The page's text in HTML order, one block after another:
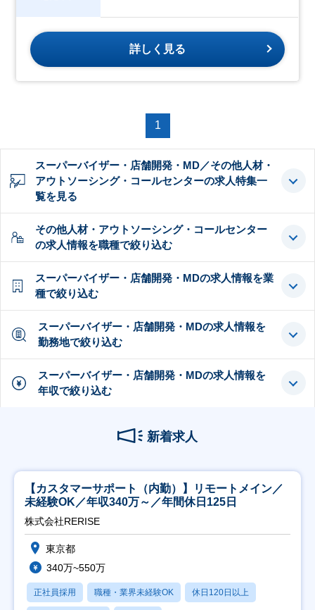
詳しく見る
1
スーパーバイザー・店舗開発・MD／その他人材・
アウトソーシング・コールセンターの求人特集一
覧を見る
その他人材・アウトソーシング・コールセンター
の求人情報を職種で絞り込む
スーパーバイザー・店舗開発・MDの求人情報を業
種で絞り込む
スーパーバイザー・店舗開発・MDの求人情報を
勤務地で絞り込む
スーパーバイザー・店舗開発・MDの求人情報を
年収で絞り込む
新着求人
【カスタマーサポート（内勤）】リモートメイン／
未経験OK／年収340万～／年間休日125日
株式会社RERISE
東京都
340万~550万
正社員採用 職種・業界未経験OK 休日120日以上